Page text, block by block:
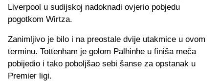
Liverpool u sudijskoj nadoknadi ovjerio pobjedu
pogotkom Wirtza.
Zanimljivo je bilo i na preostale dvije utakmice u ovom
terminu. Tottenham je golom Palhinhe u finiša meča
pobijedio i tako poboljšao sebi šanse za opstanak u
Premier ligi.